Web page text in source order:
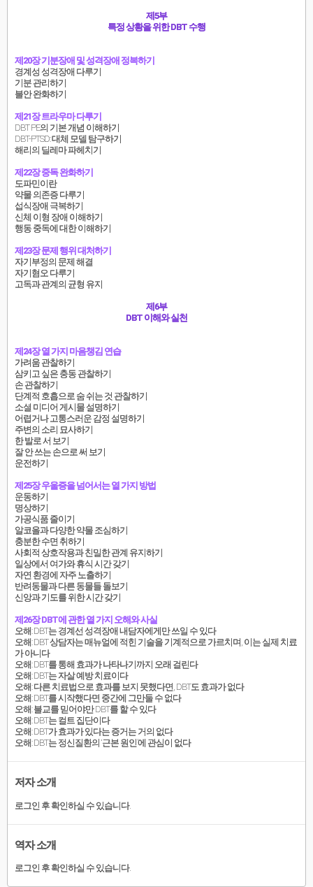
제5부
특정 상황을 위한 DBT 수행
제20장 기분장애 및 성격장애 정복하기
경계성 성격장애 다루기
기분 관리하기
불안 완화하기
제21장 트라우마 다루기
DBT PE의 기본 개념 이해하기
DBT-PTSD: 대체 모델 탐구하기
해리의 딜레마 파헤치기
제22장 중독 완화하기
도파민이란
약물 의존증 다루기
섭식장애 극복하기
신체 이형 장애 이해하기
행동 중독에 대한 이해하기
제23장 문제 행위 대처하기
자기부정의 문제 해결
자기혐오 다루기
고독과 관계의 균형 유지
제6부
DBT 이해와 실천
제24장 열 가지 마음챙김 연습
가려움 관찰하기
삼키고 싶은 충동 관찰하기
손 관찰하기
단계적 호흡으로 숨 쉬는 것 관찰하기
소셜 미디어 게시물 설명하기
어렵거나 고통스러운 감정 설명하기
주변의 소리 묘사하기
한 발로 서 보기
잘 안 쓰는 손으로 써 보기
운전하기
제25장 우울증을 넘어서는 열 가지 방법
운동하기
명상하기
가공식품 줄이기
알코올과 다양한 약물 조심하기
충분한 수면 취하기
사회적 상호작용과 친밀한 관계 유지하기
일상에서 여가와 휴식 시간 갖기
자연 환경에 자주 노출하기
반려동물과 다른 동물들 돌보기
신앙과 기도를 위한 시간 갖기
제26장 DBT에 관한 열 가지 오해와 사실
오해: DBT는 경계선 성격장애 내담자에게만 쓰일 수 있다
오해: DBT 상담자는 매뉴얼에 적힌 기술을 기계적으로 가르치며, 이는 실제 치료
가 아니다
오해: DBT를 통해 효과가 나타나기까지 오래 걸린다
오해: DBT는 자살 예방 치료이다
오해: 다른 치료법으로 효과를 보지 못했다면, DBT도 효과가 없다
오해: DBT를 시작했다면 중간에 그만둘 수 없다
오해: 불교를 믿어야만 DBT를 할 수 있다
오해: DBT는 컬트 집단이다
오해: DBT가 효과가 있다는 증거는 거의 없다
오해: DBT는 정신질환의 ‘근본 원인’에 관심이 없다
저자 소개
로그인 후 확인하실 수 있습니다.
역자 소개
로그인 후 확인하실 수 있습니다.